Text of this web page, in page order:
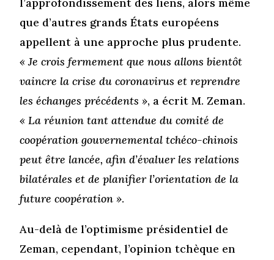
que d’autres grands États européens
appellent à une approche plus prudente.
« Je crois fermement que nous allons bientôt
vaincre la crise du coronavirus et reprendre
les échanges précédents », a écrit M. Zeman.
« La réunion tant attendue du comité de
coopération gouvernemental tchéco-chinois
peut être lancée, afin d’évaluer les relations
bilatérales et de planifier l’orientation de la
future coopération ».
Au-delà de l’optimisme présidentiel de
Zeman, cependant, l’opinion tchèque en